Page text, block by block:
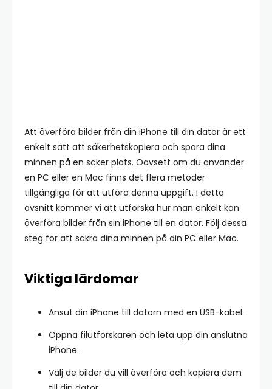
Att överföra bilder från din iPhone till din dator är ett
enkelt sätt att säkerhetskopiera och spara dina
minnen på en säker plats. Oavsett om du använder
en PC eller en Mac finns det flera metoder
tillgängliga för att utföra denna uppgift. I detta
avsnitt kommer vi att utforska hur man enkelt kan
överföra bilder från sin iPhone till en dator. Följ dessa
steg för att säkra dina minnen på din PC eller Mac.
Viktiga lärdomar
Ansut din iPhone till datorn med en USB-kabel.
Öppna filutforskaren och leta upp din anslutna
iPhone.
Välj de bilder du vill överföra och kopiera dem